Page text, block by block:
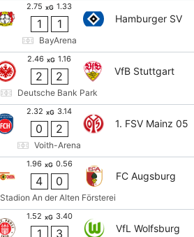
2.75 xG 1.33
1 1 Hamburger SV
BayArena
2.46 xG 1.16
2 2 VfB Stuttgart
Deutsche Bank Park
2.32 xG 3.14
0 2 1. FSV Mainz 05
Voith-Arena
1.96 xG 0.56
4 0 FC Augsburg
Stadion An der Alten Försterei
1.52 xG 3.40
1 3 VfL Wolfsburg